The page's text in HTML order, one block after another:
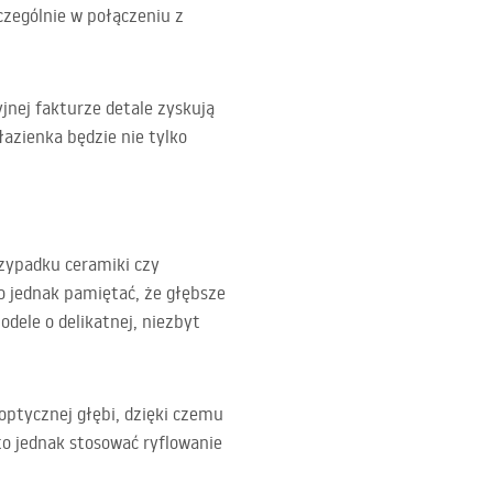
w połączeniu z
fakturze detale zyskują
będzie nie tylko
ceramiki czy
pamiętać, że głębsze
o delikatnej, niezbyt
głębi, dzięki czemu
jednak stosować ryflowanie